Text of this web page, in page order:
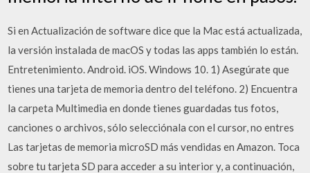
Si en Actualización de software dice que la Mac está actualizada,
la versión instalada de macOS y todas las apps también lo están.
Entretenimiento. Android. iOS. Windows 10. 1) Asegúrate que
tienes una tarjeta de memoria dentro del teléfono. 2) Encuentra
la carpeta Multimedia en donde tienes guardadas tus fotos,
canciones o archivos, sólo selecciónala con el cursor, no entres
Las tarjetas de memoria microSD más vendidas en Amazon. Toca
sobre tu tarjeta SD para acceder a su interior y, a continuación,